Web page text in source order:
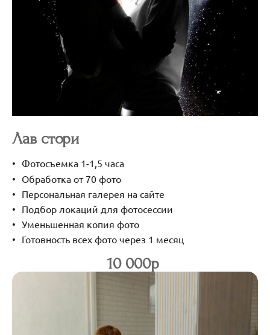
Лав стори
Фотосъемка 1-1,5 часа
Обработка от 70 фото
Персональная галерея на сайте
Подбор локаций для фотосессии
Уменьшенная копия фото
Готовность всех фото через 1 месяц
10 000р